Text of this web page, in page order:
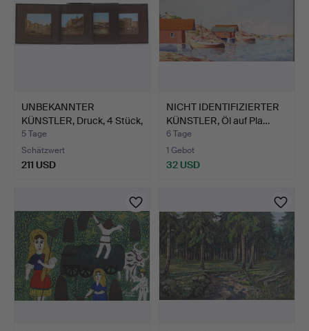
UNBEKANNTER
KÜNSTLER, Druck, 4 Stück,
Vene…
5 Tage
Schätzwert
211 USD
NICHT IDENTIFIZIERTER
KÜNSTLER, Öl auf Pla…
6 Tage
1 Gebot
32 USD